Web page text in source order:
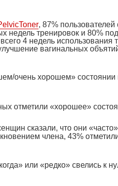
, 87%
недель тренировок и 80%
4 недель использования
вагинальных
очень хорошем» состоянии
отметили «хорошее»
сказали, что они
члена, 43%
или «редко» свелись к